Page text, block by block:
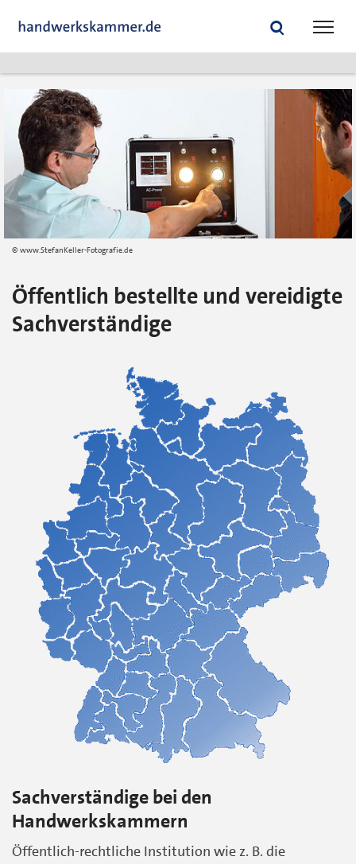
Inhalt
Fußzeile
Suche
www.StefanKeller-Fotografie.de
Öffentlich bestellte und vereidigte
Sachverständige
Sachverständige bei den
Handwerkskammern
Öffentlich-rechtliche Institution wie z. B. die